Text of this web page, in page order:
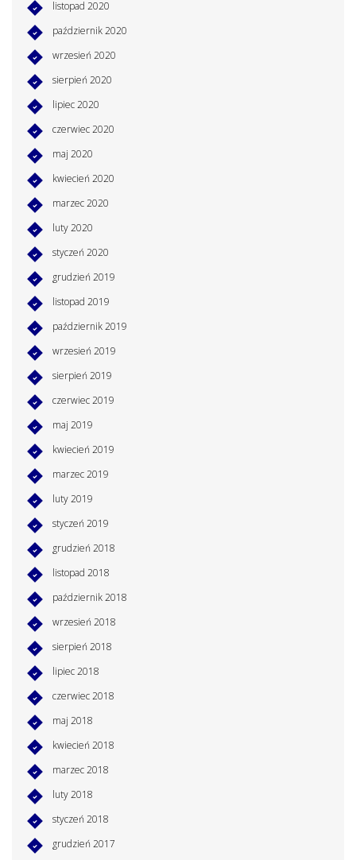
listopad 2020
październik 2020
wrzesień 2020
sierpień 2020
lipiec 2020
czerwiec 2020
maj 2020
kwiecień 2020
marzec 2020
luty 2020
styczeń 2020
grudzień 2019
listopad 2019
październik 2019
wrzesień 2019
sierpień 2019
czerwiec 2019
maj 2019
kwiecień 2019
marzec 2019
luty 2019
styczeń 2019
grudzień 2018
listopad 2018
październik 2018
wrzesień 2018
sierpień 2018
lipiec 2018
czerwiec 2018
maj 2018
kwiecień 2018
marzec 2018
luty 2018
styczeń 2018
grudzień 2017